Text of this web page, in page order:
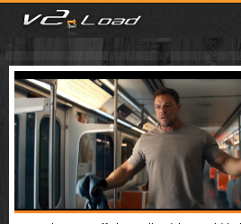
meist gesehen
neuste
kategorien